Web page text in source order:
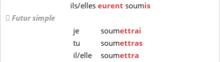
ils/elles eurent soumis
Futur simple
je
soumettrai
tu
soumettras
il/elle
soumettra